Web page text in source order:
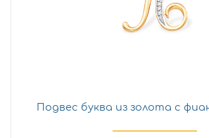
Подвес буква из золота с